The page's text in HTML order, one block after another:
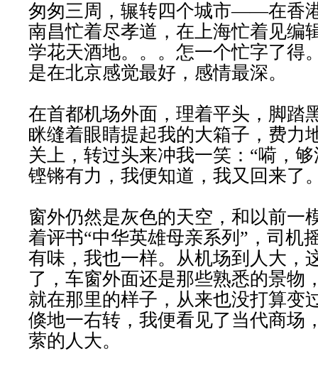
匆匆三周，辗转四个城市――在香
南昌忙着尽孝道，在上海忙着见编
学花天酒地。。。怎一个忙字了得
是在北京感觉最好，感情最深。
在首都机场外面，理着平头，脚踏
眯缝着眼睛提起我的大箱子，费力
关上，转过头来冲我一笑：“嗬，
铿锵有力，我便知道，我又回来了
窗外仍然是灰色的天空，和以前一
着评书“中华英雄母亲系列”，司机
有味，我也一样。从机场到人大，
了，车窗外面还是那些熟悉的景物
就在那里的样子，从来也没打算变
倏地一右转，我便看见了当代商场
萦的人大。